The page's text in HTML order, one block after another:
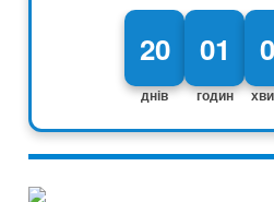
20
днів
01
годин